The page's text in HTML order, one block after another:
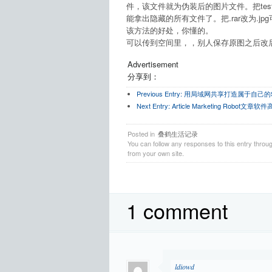
件，该文件就为伪装后的图片文件。把
能拿出隐藏的所有文件了。把.rar改为.jpg
该方法的好处，你懂的。
可以传到空间里，，别人保存原图之后
Advertisement
分享到：
Previous Entry: 用局域网共享打造属于自己
Next Entry: Article Marketing Robot文章软件
Posted in 叠鹤生活记录
You can follow any responses to this entry
from your own site.
1 comment
ldiowd